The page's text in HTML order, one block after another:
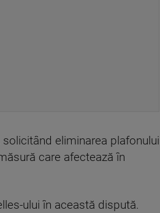
eliminarea plafonului
care afectează în
ului în această dispută.